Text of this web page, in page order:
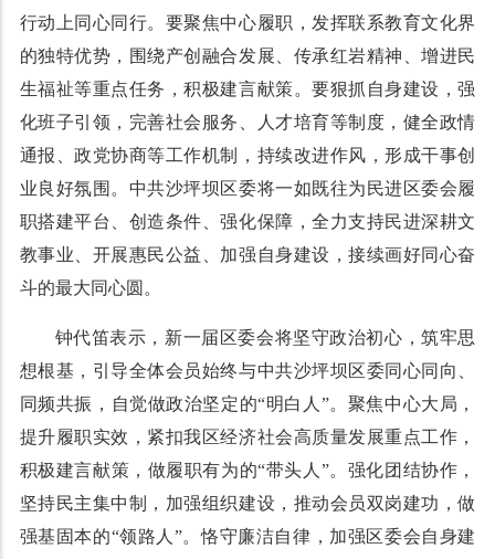
行动上同心同行。要聚焦中心履职，发挥联系教育文化界
的独特优势，围绕产创融合发展、传承红岩精神、增进民
生福祉等重点任务，积极建言献策。要狠抓自身建设，强
化班子引领，完善社会服务、人才培育等制度，健全政情
通报、政党协商等工作机制，持续改进作风，形成干事创
业良好氛围。中共沙坪坝区委将一如既往为民进区委会履
职搭建平台、创造条件、强化保障，全力支持民进深耕文
教事业、开展惠民公益、加强自身建设，接续画好同心奋
斗的最大同心圆。
钟代笛表示，新一届区委会将坚守政治初心，筑牢思
想根基，引导全体会员始终与中共沙坪坝区委同心同向、
同频共振，自觉做政治坚定的“明白人”。聚焦中心大局，
提升履职实效，紧扣我区经济社会高质量发展重点工作，
积极建言献策，做履职有为的“带头人”。强化团结协作，
坚持民主集中制，加强组织建设，推动会员双岗建功，做
强基固本的“领路人”。恪守廉洁自律，加强区委会自身建